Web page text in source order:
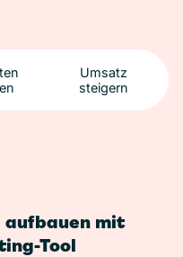
Umsatz
steigern
aufbauen mit
Tool